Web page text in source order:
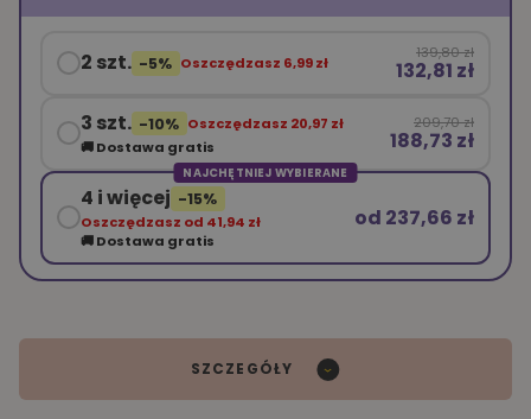
2 szt. -5% Oszczędzasz 6,99 zł
139,80 zł
132,81 zł
3 szt. -10% Oszczędzasz 20,97 zł
🚚 Dostawa gratis
209,70 zł
188,73 zł
NAJCHĘTNIEJ WYBIERANE
4 i więcej -15%
Oszczędzasz od 41,94 zł
🚚 Dostawa gratis
od 237,66 zł
SZCZEGÓŁY